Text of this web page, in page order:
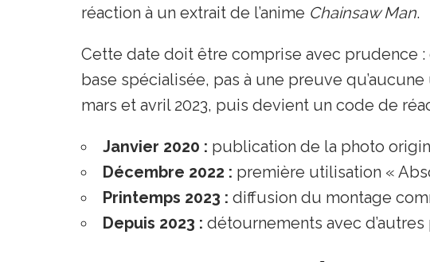
réaction à un extrait de l’anime Chainsaw Man.
Cette date doit être comprise avec prudence
base spécialisée, pas à une preuve
mars et avril 2023, puis devient un code de
Janvier 2020 : publication de la photo
Décembre 2022 : première utilisation «
Printemps 2023 : diffusion du montage
Depuis 2023 : détournements avec